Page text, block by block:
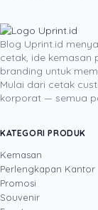
pelanggan.
DITULIS OLEH
Blog Uprint.id
cetak, ide kemasan
branding untuk
Mulai dari cetak
korporat — semua
KATEGORI PRODUK
Kemasan
Perlengkapan Kantor
Promosi
Souvenir